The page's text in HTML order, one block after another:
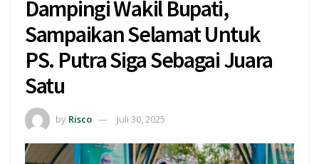
Dampingi Wakil Bupati,
Sampaikan Selamat Untuk
PS. Putra Siga Sebagai Juara
Satu
by Risco Juli 30, 2025